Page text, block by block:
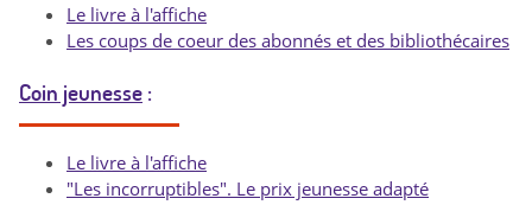
Le livre à l'affiche
Les coups de coeur des abonnés et des bibliothécaires
Coin jeunesse :
Le livre à l'affiche
"Les incorruptibles". Le prix jeunesse adapté